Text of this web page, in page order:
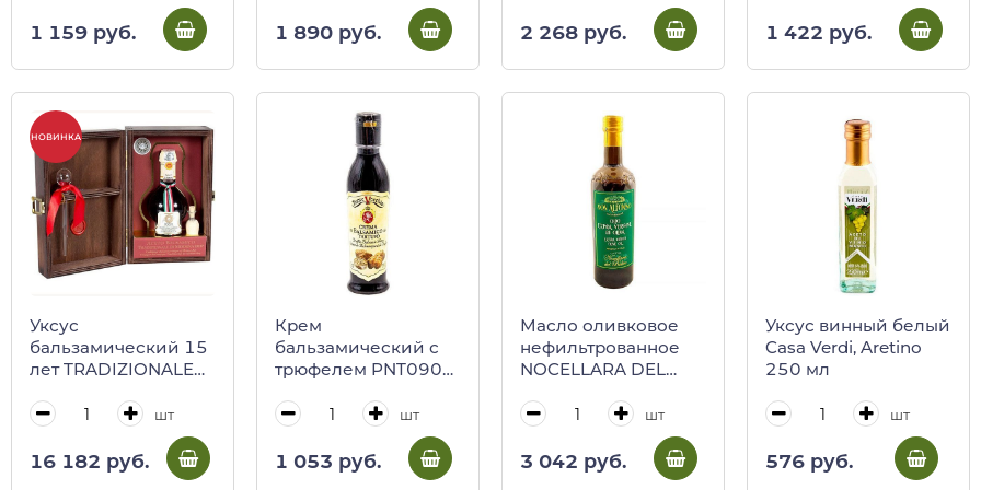
1 159 руб. 1 890 руб. 2 268 руб. 1 422 руб.
НОВИНКА
Уксус
бальзамический 15
лет TRADIZIONALE
Acetaia Leonardi, 100
деревянной
коробке)
шт
16 182 руб.
Крем
бальзамический с
трюфелем PNT0904,
220 мл (пл/бут)шт
1 053 руб.
Масло оливковое
нефильтрованное
NOCELLARA DEL
ALFONSO, Regno
degliI Ulivi, 500 мл
шт
3 042 руб.
Уксус винный белый
Casa Verdi, Aretino
250 мл
шт
576 руб.